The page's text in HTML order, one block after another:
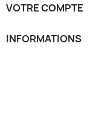
VOTRE COMPTE
INFORMATIONS